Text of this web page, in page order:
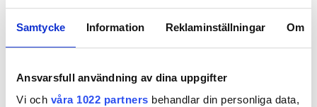
Samtycke Information Reklaminställningar Om
Ansvarsfull användning av dina uppgifter
Vi och våra 1022 partners behandlar din personliga data,
kan dom glömma, säger Jarl Månsson.